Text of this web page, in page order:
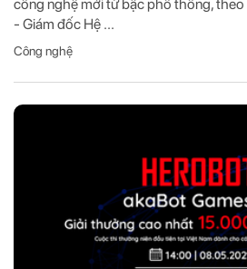
công nghệ mới từ bậc phổ thông, theo
- Giám đốc Hệ ...
Công nghệ